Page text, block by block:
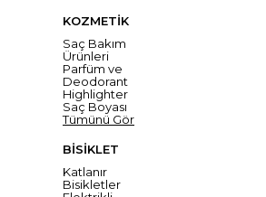
KOZMETİK
Saç Bakım
Ürünleri
Parfüm ve
Deodorant
Highlighter
Saç Boyası
Tümünü Gör
BİSİKLET
Katlanır
Bisikletler